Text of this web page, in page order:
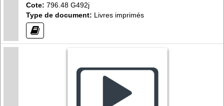
Cote: 796.48 G492j
Type de document: Livres imprimés
(?)